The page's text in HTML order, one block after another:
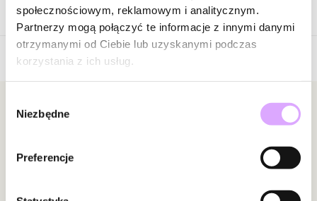
społecznościowym, reklamowym i analitycznym.
Partnerzy mogą połączyć te informacje z innymi danymi
otrzymanymi od Ciebie lub uzyskanymi podczas
korzystania z ich usług.
zgody
Niezbędne
Preferencje
Kolor surowca: złoty.
Kamienie: tygrysie oko, agaty.
Wielkość kamieni: 0,62 cm ; 0,64 cm.
Średnica bransoletki: 5,30 cm bez rozciągania gumki.
Opinie
Bądź pierwszą osobą, która podzieli się opinią o tym
Powiadomienie
Newsletter